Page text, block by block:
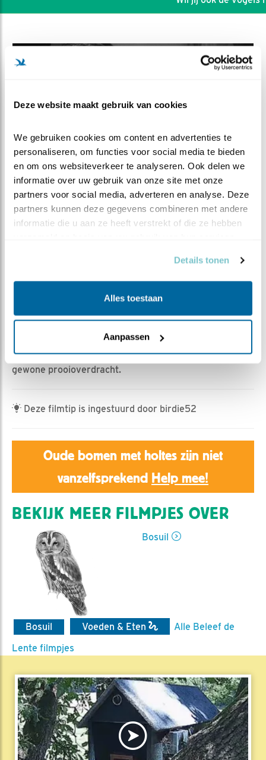
Deze website maakt gebruik van cookies
We gebruiken cookies om content en advertenties te
personaliseren, om functies voor social media te bieden
en om ons websiteverkeer te analyseren. Ook delen we
informatie over uw gebruik van onze site met onze
partners voor social media, adverteren en analyse. Deze
partners kunnen deze gegevens combineren met andere
informatie die u aan ze heeft verstrekt of die ze hebben
Details tonen
Alles toestaan
Aanpassen
DEEL DIT FILMPJE
Bewaar dit filmpje|
336x
Vrouw bosuil vertrekt en man komt met een ware muis
in de nestkast. Hij laat zijn muis vallen bij de kuikens, en
vertrekt met een muis, dacht hij. Netto is het een
gewone prooioverdracht.
Deze filmtip is ingestuurd door birdie52
Oude bomen met holtes zijn niet
vanzelfsprekend Help mee!
BEKIJK MEER FILMPJES OVER
Bosuil
Bosuil Voeden & Eten
Alle Beleef de
Lente filmpjes